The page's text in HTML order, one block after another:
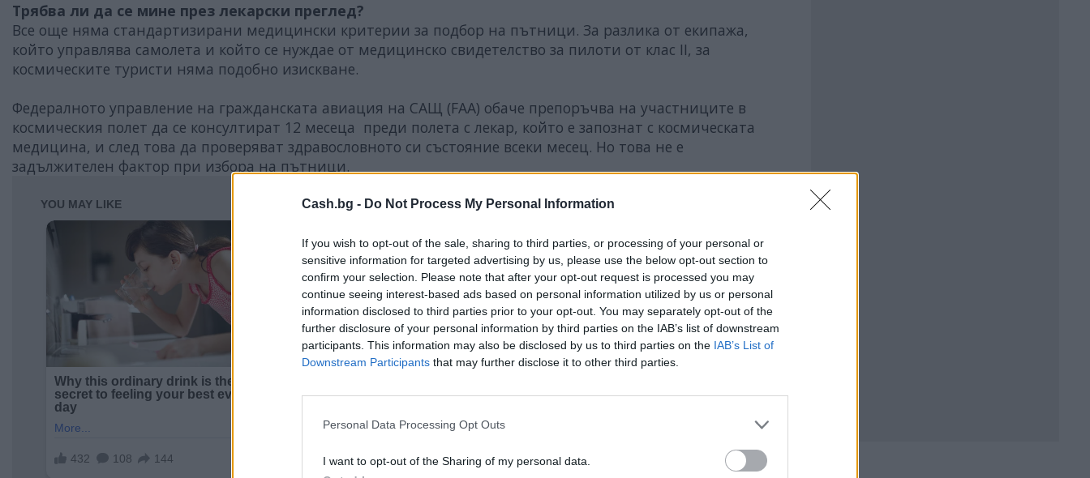
Cash.bg - Do Not Process My Personal Information
If you wish to opt-out of the sale, sharing to third parties, or processing of your personal or
sensitive information for targeted advertising by us, please use the below opt-out section to
confirm your selection. Please note that after your opt-out request is processed you may
continue seeing interest-based ads based on personal information utilized by us or personal
information disclosed to third parties prior to your opt-out. You may separately opt-out of the
further disclosure of your personal information by third parties on the IAB’s list of downstream
participants. This information may also be disclosed by us to third parties on the IAB’s List of
Downstream Participants that may further disclose it to other third parties.
Personal Data Processing Opt Outs
I want to opt-out of the Sharing of my personal data.
Трябва ли да се мине през лекарски преглед?
Все още няма стандартизирани медицински критерии за подбор на пътници. За разлика от екипажа,
който управлява самолета и който се нуждае от медицинско свидетелство за пилоти от клас II, за
космическите туристи няма подобно изискване.
Федералното управление на гражданската авиация на САЩ (FAA) обаче препоръчва на участниците в
космическия полет да се консултират 12 месеца преди полета с лекар, който е запознат с космическата
медицина, и след това да проверяват здравословното си състояние всеки месец. Но това не е
задължителен фактор при избора на пътници.